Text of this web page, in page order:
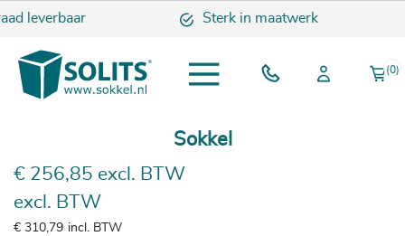
leverbaar Sterk in maatwerk
(0)
Sokkel
€ 256,85 excl. BTW
excl. BTW
€ 310,79 incl. BTW